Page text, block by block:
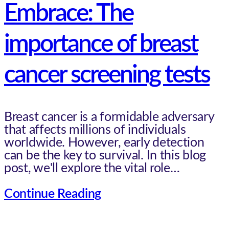
Embrace: The
importance of breast
cancer screening tests
Breast cancer is a formidable adversary
that affects millions of individuals
worldwide. However, early detection
can be the key to survival. In this blog
post, we'll explore the vital role…
Continue Reading